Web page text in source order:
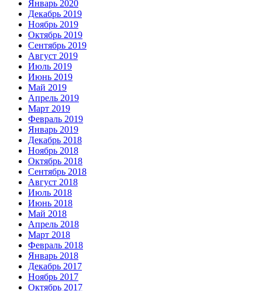
Январь 2020
Декабрь 2019
Ноябрь 2019
Октябрь 2019
Сентябрь 2019
Август 2019
Июль 2019
Июнь 2019
Май 2019
Апрель 2019
Март 2019
Февраль 2019
Январь 2019
Декабрь 2018
Ноябрь 2018
Октябрь 2018
Сентябрь 2018
Август 2018
Июль 2018
Июнь 2018
Май 2018
Апрель 2018
Март 2018
Февраль 2018
Январь 2018
Декабрь 2017
Ноябрь 2017
Октябрь 2017